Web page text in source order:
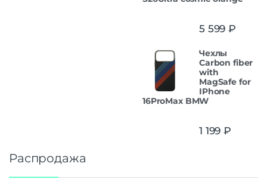
5 599 ₽
Чехлы
Carbon fiber
with
MagSafe for
IPhone
16ProMax BMW
1 199 ₽
Распродажа